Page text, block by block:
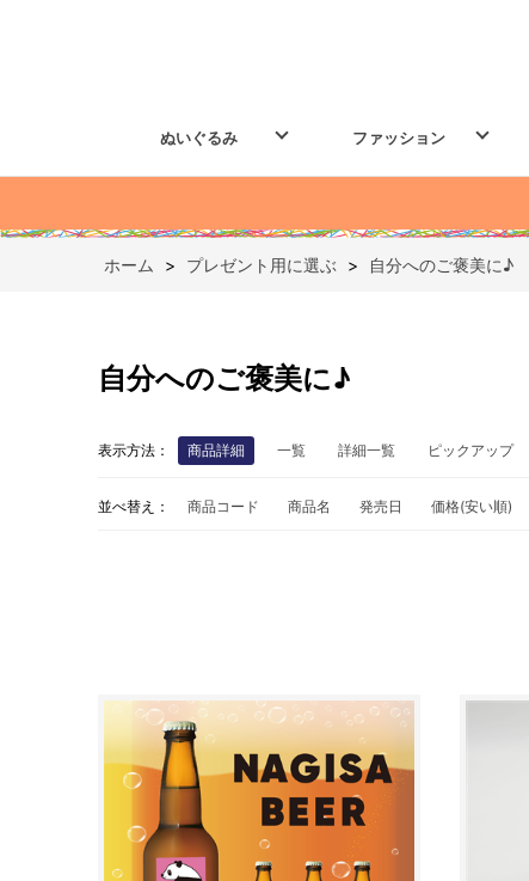
ぬいぐるみ ファッション
ホーム > プレゼント用に選ぶ > 自分へのご褒美に♪
自分へのご褒美に♪
表示方法： 商品詳細 一覧 詳細一覧 ピックアップ
並べ替え： 商品コード 商品名 発売日 価格(安い順)